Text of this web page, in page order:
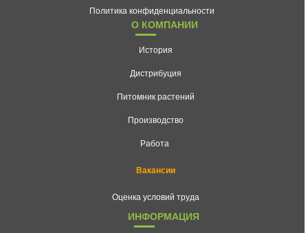
Политика конфиденциальности
О КОМПАНИИ
История
Дистрибуция
Питомник растений
Производство
Работа
Вакансии
Оценка условий труда
ИНФОРМАЦИЯ